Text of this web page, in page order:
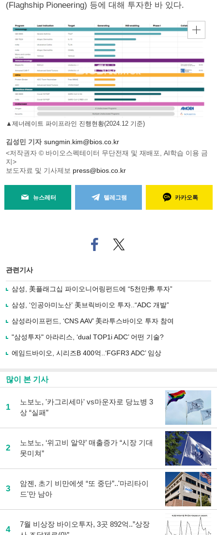
(Flaghship Pioneering) 등에 대해 투자한 바 있다.
▲제너레이트 파이프라인 진행현황(2024.12 기준)
김성민 기자 sungmin.kim@bios.co.kr
<저작권자 © 바이오스펙테이터 무단전재 및 재배포, AI학습 이용 금
지>
보도자료 및 기사제보 press@bios.co.kr
뉴스레터 텔레그램 카카오톡
페
이
로
기
사
유
기
트위
터로
관련기사
삼성, 美플래그십 파이오니어링펀드에 “5천만弗 투자”
삼성, ‘인공아미노산’ 美브릭바이오 투자..“ADC 개발”
삼성라이프펀드, ‘CNS AAV’ 美라투스바이오 투자 참여
"삼성투자" 아라리스, ‘dual TOP1i ADC’ 어떤 기술?
에임드바이오, 시리즈B 400억..‘FGFR3 ADC’ 임상
많이 본 기사
1
노보노, '카그리세마' vs마운자로 당뇨병 3
상 “실패”
2
노보노, ‘위고비 알약’ 매출증가 “시장 기대
못미쳐”
3
암젠, 초기 비만에셋 “또 중단”..'마리타이
드'만 남아
4
7월 비상장 바이오투자, 3곳 892억..”상장